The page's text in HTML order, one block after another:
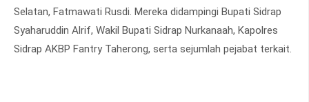
Selatan, Fatmawati Rusdi. Mereka didampingi Bupati Sidrap
Syaharuddin Alrif, Wakil Bupati Sidrap Nurkanaah, Kapolres
Sidrap AKBP Fantry Taherong, serta sejumlah pejabat terkait.